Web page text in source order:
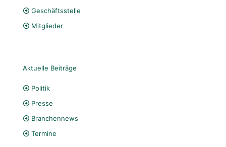
Geschäftsstelle
Mitglieder
Aktuelle Beiträge
Politik
Presse
Branchennews
Termine